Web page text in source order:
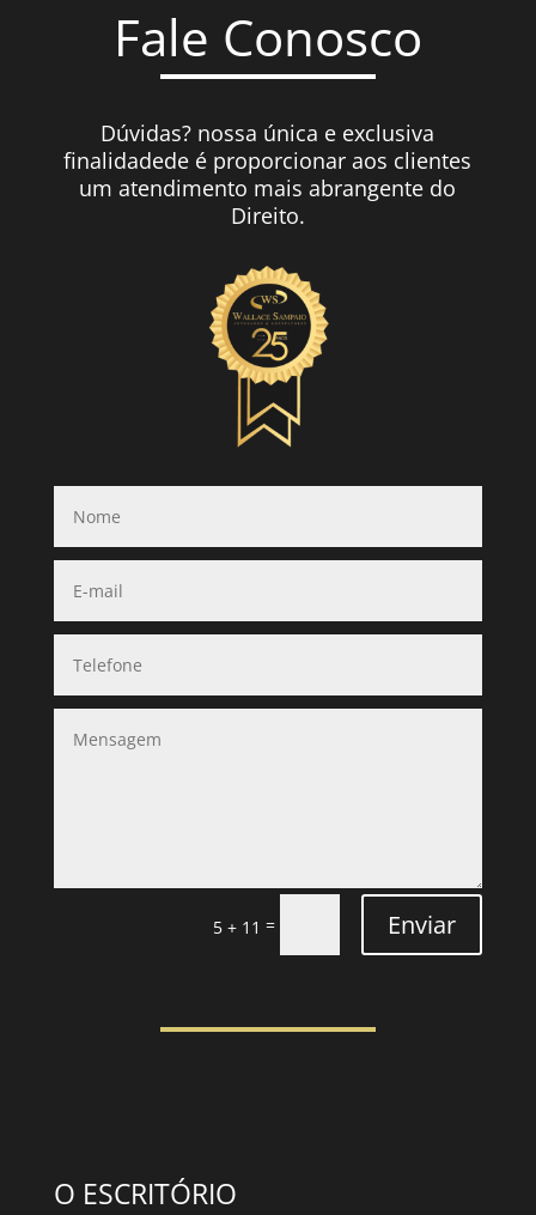
Fale Conosco
Dúvidas? nossa única e exclusiva
finalidadede é proporcionar aos clientes
um atendimento mais abrangente do
Direito.
5 + 11 = Enviar
O ESCRITÓRIO